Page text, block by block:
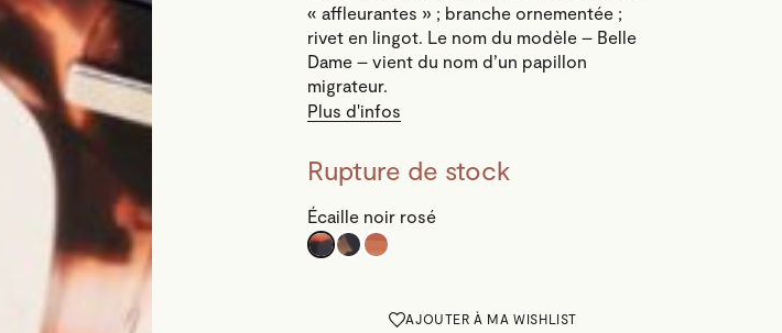
« affleurantes » ; branche ornementée ;
rivet en lingot. Le nom du modèle – Belle
Dame – vient du nom d’un papillon
migrateur.
Plus d'infos
Rupture de stock
Écaille noir rosé
AJOUTER À MA WISHLIST